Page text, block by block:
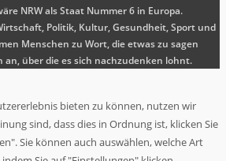
NRW als Staat Nummer 6 in Europa.
Politik, Kultur, Gesundheit, Sport und
Menschen zu Wort, die etwas zu sagen
an, über die es sich nachzudenken lohnt.
bieten zu können, nutzen wir
sind, dass dies in Ordnung ist, klicken Sie
Sie können auch auswählen, welche Art